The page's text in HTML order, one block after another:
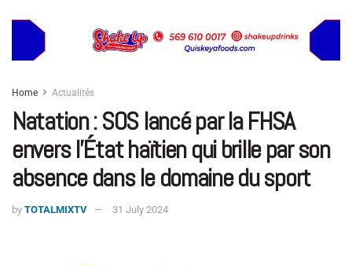
Home Actualités
Natation : SOS lancé par la FHSA
envers l’État haïtien qui brille par son
absence dans le domaine du sport
by TOTALMIXTV 31 July 2024